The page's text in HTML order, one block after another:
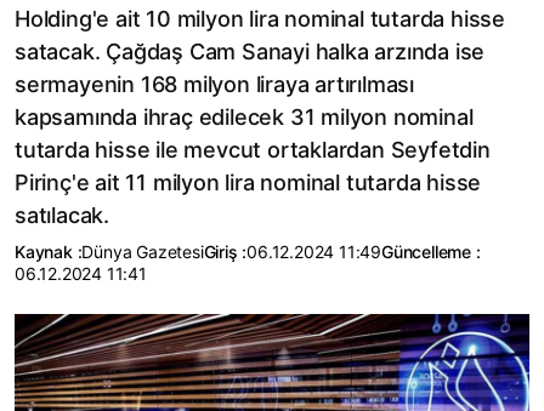
Holding'e ait 10 milyon lira nominal tutarda hisse
satacak. Çağdaş Cam Sanayi halka arzında ise
sermayenin 168 milyon liraya artırılması
kapsamında ihraç edilecek 31 milyon nominal
tutarda hisse ile mevcut ortaklardan Seyfetdin
Pirinç'e ait 11 milyon lira nominal tutarda hisse
satılacak.
Kaynak :Dünya GazetesiGiriş :06.12.2024 11:49Güncelleme :
06.12.2024 11:41